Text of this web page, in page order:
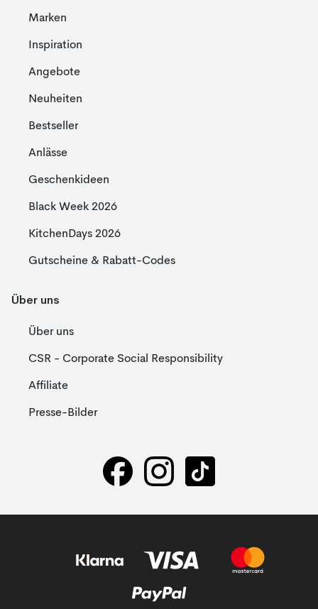
Marken
Inspiration
Angebote
Neuheiten
Bestseller
Anlässe
Geschenkideen
Black Week 2026
KitchenDays 2026
Gutscheine & Rabatt-Codes
Über uns
Über uns
CSR - Corporate Social Responsibility
Affiliate
Presse-Bilder